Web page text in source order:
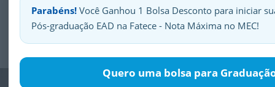
Parabéns! Você Ganhou 1 Bolsa Desconto para iniciar
Pós-graduação EAD na Fatece - Nota Máxima no MEC!
Quero uma bolsa para
SuaFatece.Seuorgulho.